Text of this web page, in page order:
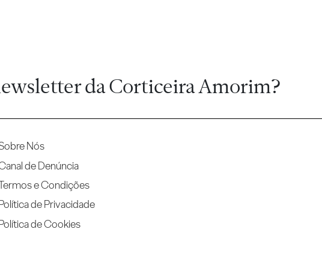
da Corticeira Amorim?
Nós
de Denúncia
e Condições
de Privacidade
de Cookies